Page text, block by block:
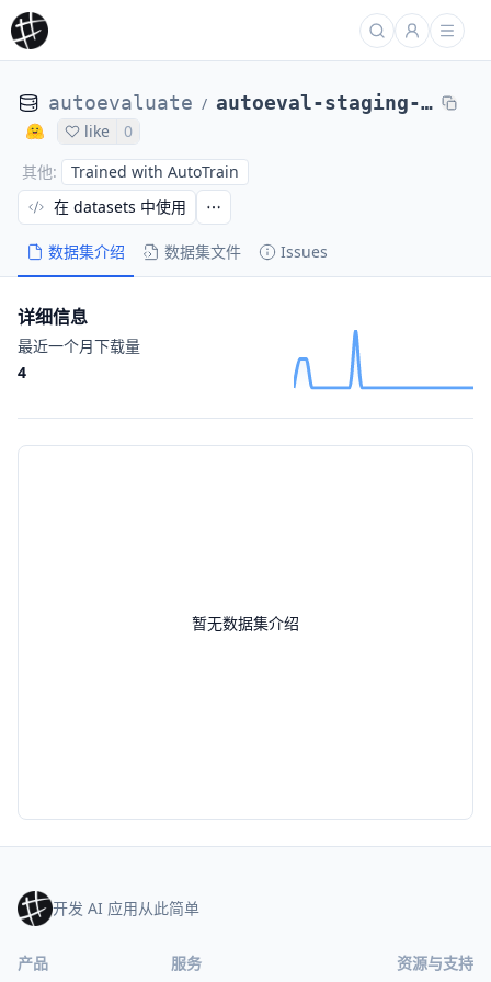
autoevaluate / autoeval-staging-eval-squad_v2-squad_v2-76c05b-14906067
like
0
其他: Trained with AutoTrain
数据集介绍 数据集文件 Issues
在 datasets 中使用
暂无数据集介绍
详细信息
最近一个月下载量
4
开发 AI 应用从此简单
产品 服务 资源与支持